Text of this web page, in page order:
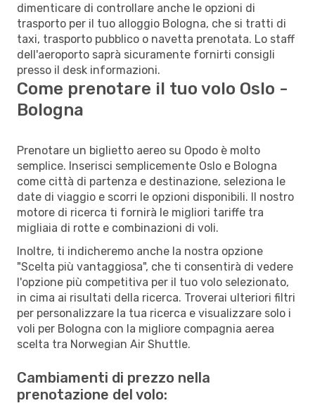
dimenticare di controllare anche le opzioni di
trasporto per il tuo alloggio Bologna, che si tratti di
taxi, trasporto pubblico o navetta prenotata. Lo staff
dell'aeroporto saprà sicuramente fornirti consigli
presso il desk informazioni.
Come prenotare il tuo volo Oslo -
Bologna
Prenotare un biglietto aereo su Opodo è molto
semplice. Inserisci semplicemente Oslo e Bologna
come città di partenza e destinazione, seleziona le
date di viaggio e scorri le opzioni disponibili. Il nostro
motore di ricerca ti fornirà le migliori tariffe tra
migliaia di rotte e combinazioni di voli.
Inoltre, ti indicheremo anche la nostra opzione
"Scelta più vantaggiosa", che ti consentirà di vedere
l'opzione più competitiva per il tuo volo selezionato,
in cima ai risultati della ricerca. Troverai ulteriori filtri
per personalizzare la tua ricerca e visualizzare solo i
voli per Bologna con la migliore compagnia aerea
scelta tra Norwegian Air Shuttle.
Cambiamenti di prezzo nella
prenotazione del volo: